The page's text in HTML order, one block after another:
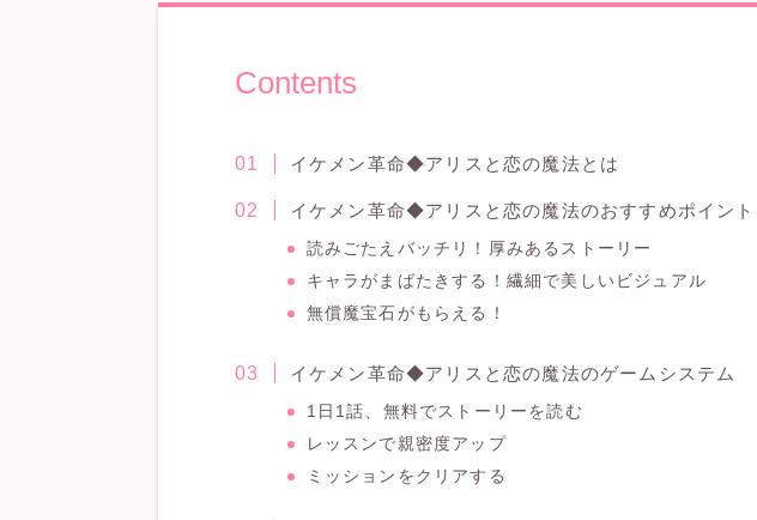
Contents
イケメン革命◆アリスと恋の魔法とは
イケメン革命◆アリスと恋の魔法のおすすめポイント
読みごたえバッチリ！厚みあるストーリー
キャラがまばたきする！繊細で美しいビジュアル
無償魔宝石がもらえる！
イケメン革命◆アリスと恋の魔法のゲームシステム
1日1話、無料でストーリーを読む
レッスンで親密度アップ
ミッションをクリアする